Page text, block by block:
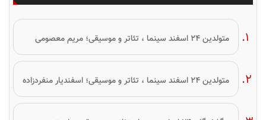
متولدین ۲۴ اسفند سینما ، تئاتر و موسیقی؛ مریم معصومی
متولدین ۲۴ اسفند سینما ، تئاتر و موسیقی؛ اسفندیار منفردزاده